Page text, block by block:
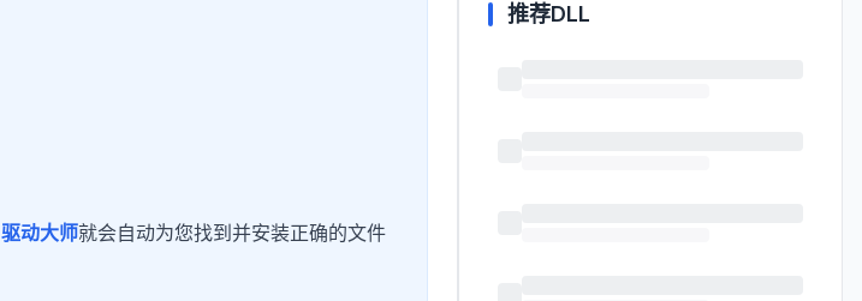
驱动大师就会自动为您找到并安装正确的文件
推荐DLL